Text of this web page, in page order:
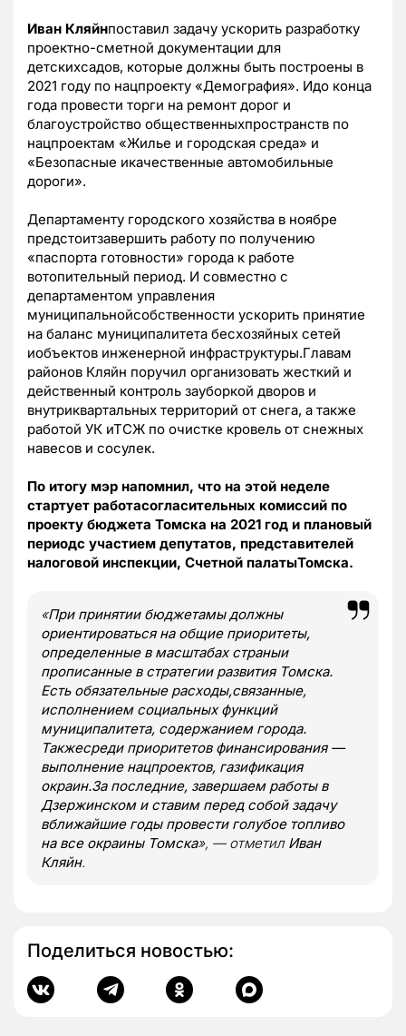
Иван Кляйнпоставил задачу ускорить разработку
проектно-сметной документации для
детскихсадов, которые должны быть построены в
2021 году по нацпроекту «Демография». Идо конца
года провести торги на ремонт дорог и
благоустройство общественныхпространств по
нацпроектам «Жилье и городская среда» и
«Безопасные икачественные автомобильные
дороги».
Департаменту городского хозяйства в ноябре
предстоитзавершить работу по получению
«паспорта готовности» города к работе
вотопительный период. И совместно с
департаментом управления
муниципальнойсобственности ускорить принятие
на баланс муниципалитета бесхозяйных сетей
иобъектов инженерной инфраструктуры.Главам
районов Кляйн поручил организовать жесткий и
действенный контроль зауборкой дворов и
внутриквартальных территорий от снега, а также
работой УК иТСЖ по очистке кровель от снежных
навесов и сосулек.
По итогу мэр напомнил, что на этой неделе
стартует работасогласительных комиссий по
проекту бюджета Томска на 2021 год и плановый
периодс участием депутатов, представителей
налоговой инспекции, Счетной палатыТомска.
«При принятии бюджетамы должны
ориентироваться на общие приоритеты,
определенные в масштабах страныи
прописанные в стратегии развития Томска.
Есть обязательные расходы,связанные,
исполнением социальных функций
муниципалитета, содержанием города.
Такжесреди приоритетов финансирования —
выполнение нацпроектов, газификация
окраин.За последние, завершаем работы в
Дзержинском и ставим перед собой задачу
вближайшие годы провести голубое топливо
на все окраины Томска», — отметил Иван
Кляйн.
Поделиться новостью: